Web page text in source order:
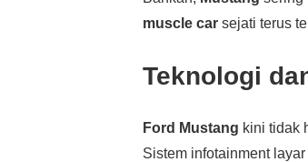
muscle car sejati terus
Teknologi
Ford Mustang kini tidak
Sistem infotainment